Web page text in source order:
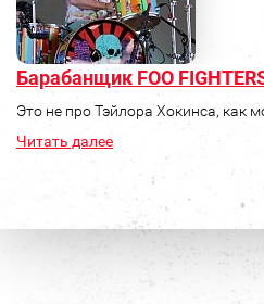
Барабанщик FOO
Это не про Тэйлора Хокинса, как
Читать далее